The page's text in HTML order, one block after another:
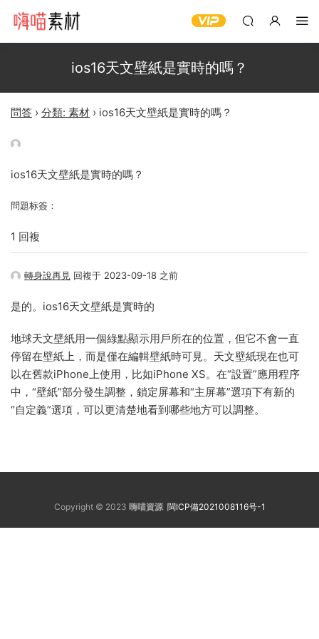
ios16天文壁紙是實時的嗎？
問答 › 分類: 素材 › ios16天文壁紙是實時的嗎？
ios16天文壁紙是實時的嗎？
問題标簽：
1 回複
轉身說再見 回複于 2023-09-18 之前
是的。ios16天文壁紙是實時的
地球天文壁紙用一個綠點顯示用戶所在的位置，但它不會一直
停留在壁紙上，而是僅在編輯壁紙時可見。天文壁紙現在也可
以在舊款iPhone上使用，比如iPhone XS。在“設置”應用程序
中，“壁紙”部分發生調整，鎖定屏幕和“主屏幕”選項下有新的
“自定義”選項，可以更清楚地看到哪些地方可以調整。
Copyright © 2023 嗨喵資源 閩ICP備2021008116号-1